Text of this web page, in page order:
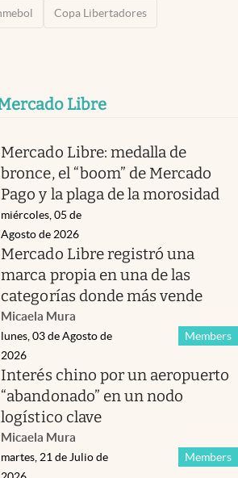
Copa Libertadores
Libre
Mercado Libre: medalla de
bronce, el “boom” de Mercado
Pago y la plaga de la morosidad
miércoles, 05 de
Agosto de 2026
Mercado Libre registró una
marca propia en una de las
categorías donde más vende
Micaela Mura
Members
lunes, 03 de Agosto de
2026
Interés chino por un aeropuerto
“abandonado” en un nodo
logístico clave
Micaela Mura
Members
martes, 21 de Julio de